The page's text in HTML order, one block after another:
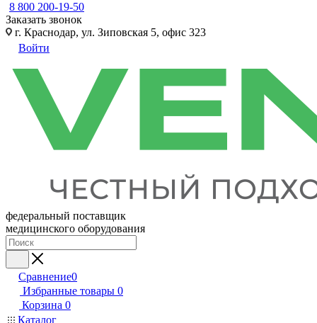
8 800 200-19-50
Заказать звонок
г. Краснодар, ул. Зиповская 5, офис 323
Войти
федеральный поставщик
медицинского оборудования
Сравнение0
Избранные товары 0
Корзина 0
Каталог